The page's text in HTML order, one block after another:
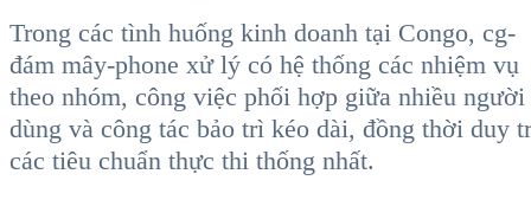
Trong các tình huống kinh doanh tại Congo, cg-
đám mây-phone xử lý có hệ thống các nhiệm vụ
theo nhóm, công việc phối hợp giữa nhiều người
dùng và công tác bảo trì kéo dài, đồng thời duy
các tiêu chuẩn thực thi thống nhất.